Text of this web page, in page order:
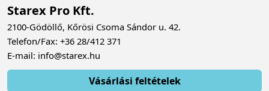
Starex Pro Kft.
2100-Gödöllő, Kőrösi Csoma Sándor u. 42.
Telefon/Fax: +36 28/412 371
E-mail: info@starex.hu
Vásárlási feltételek